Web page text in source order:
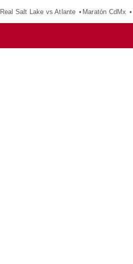
Real Salt Lake vs Atlante Maratón CdMx